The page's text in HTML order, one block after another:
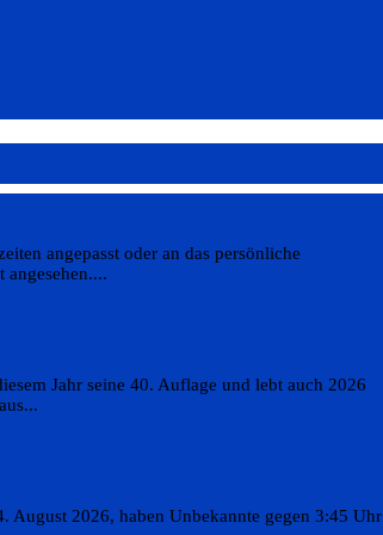
angepasst oder an das persönliche
Jahr seine 40. Auflage und lebt auch 2026
August 2026, haben Unbekannte gegen 3:45 Uhr